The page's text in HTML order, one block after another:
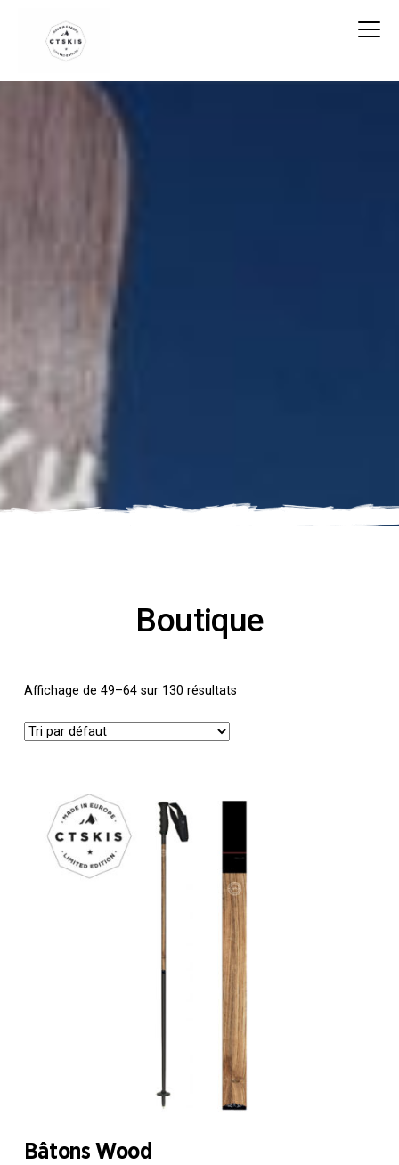
CTSKIS
Boutique
Affichage de 49–64 sur 130 résultats
Bâtons Wood